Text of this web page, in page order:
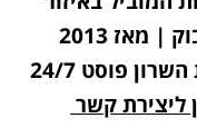
| מאז 2013
פוסט 24/7
ליצירת קשר